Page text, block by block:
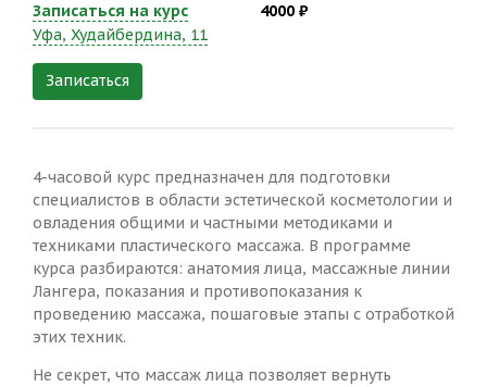
Записаться на курс
Уфа, Худайбердина, 11
Записаться
4000 ₽
4-часовой курс предназначен для подготовки
специалистов в области эстетической косметологии и
овладения общими и частными методиками и
техниками пластического массажа. В программе
курса разбираются: анатомия лица, массажные линии
Лангера, показания и противопоказания к
проведению массажа, пошаговые этапы с отработкой
этих техник.
Не секрет, что массаж лица позволяет вернуть